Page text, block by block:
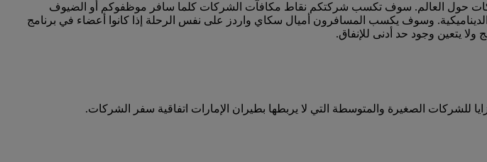
حول العالم. سوف تكسب شركتكم نقاط مكافآت الشركات كلما سافر موظفوكم أو الضيوف
وسوف يكسب المسافرون أميال سكاي واردز على نفس الرحلة إذا كانوا أعضاء في برنامج
يتعين وجود حد أدنى للإنفاق.
الصغيرة والمتوسطة التي لا يربطها بطيران الإمارات اتفاقية سفر الشركات.